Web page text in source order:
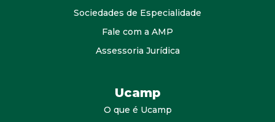
Sociedades de Especialidade
Fale com a AMP
Assessoria Jurídica
Ucamp
O que é Ucamp